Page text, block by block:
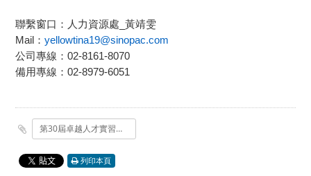
聯繫窗口：人力資源處 _黃靖雯
Mail ：yellowtina19@sinopac.com
公司專線：02-8161-8070
備用專線：02-8979-6051
第30屆卓越人才實習計畫.pdf
列印本頁